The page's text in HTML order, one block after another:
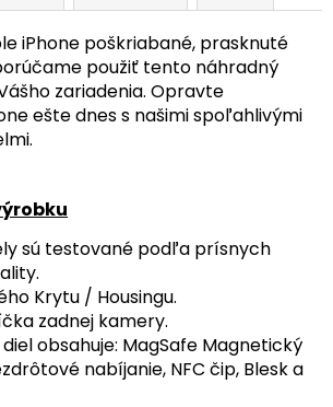
iPhone poškriabané, prasknuté
použiť tento náhradný
zariadenia. Opravte
ešte dnes s našimi spoľahlivými
sú testované podľa prísnych
Krytu / Housingu.
zadnej kamery.
obsahuje: MagSafe Magnetický
nabíjanie, NFC čip, Blesk a